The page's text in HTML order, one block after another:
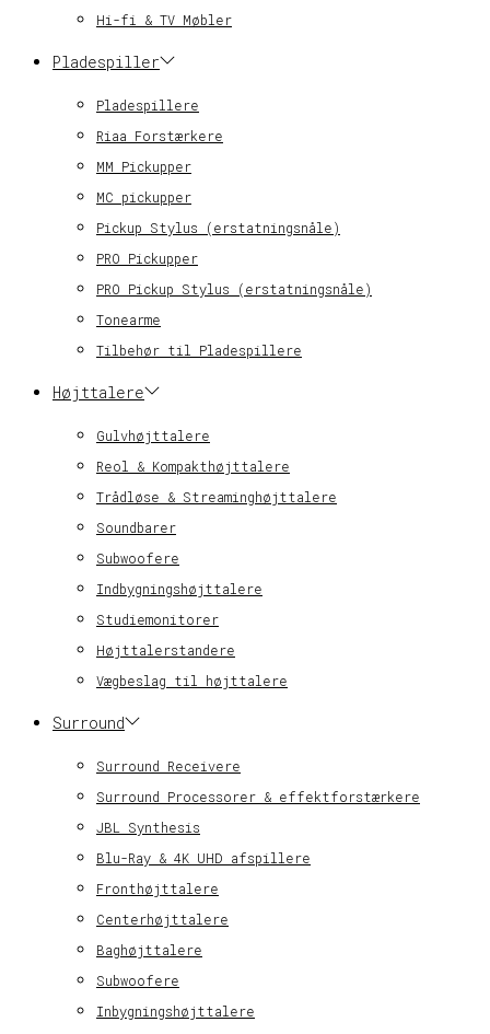
Hi-fi & TV Møbler
Pladespiller
Pladespillere
Riaa Forstærkere
MM Pickupper
MC pickupper
Pickup Stylus (erstatningsnåle)
PRO Pickupper
PRO Pickup Stylus (erstatningsnåle)
Tonearme
Tilbehør til Pladespillere
Højttalere
Gulvhøjttalere
Reol & Kompakthøjttalere
Trådløse & Streaminghøjttalere
Soundbarer
Subwoofere
Indbygningshøjttalere
Studiemonitorer
Højttalerstandere
Vægbeslag til højttalere
Surround
Surround Receivere
Surround Processorer & effektforstærkere
JBL Synthesis
Blu-Ray & 4K UHD afspillere
Fronthøjttalere
Centerhøjttalere
Baghøjttalere
Subwoofere
Inbygningshøjttalere